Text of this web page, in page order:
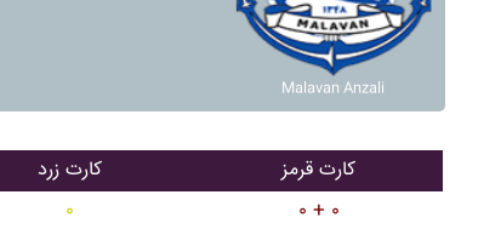
Malavan Anzali
کارت زرد
۰
کارت قرمز
۰ + ۰